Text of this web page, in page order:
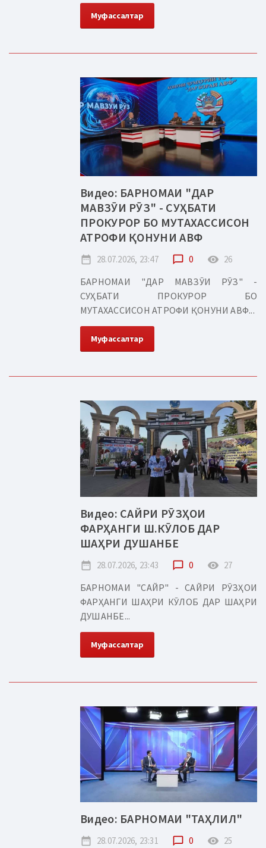
Муфассалтар
Видео: БАРНОМАИ "ДАР
МАВЗӮИ РӮЗ" - СУҲБАТИ
ПРОКУРОР БО МУТАХАССИСОН
АТРОФИ ҚОНУНИ АВФ
date_range 28.07.2026, 23:47 chat_bubble_outline 0 remove_red_eye 26
БАРНОМАИ "ДАР МАВЗӮИ РӮЗ" -
СУҲБАТИ ПРОКУРОР БО
МУТАХАССИСОН АТРОФИ ҚОНУНИ АВФ...
Муфассалтар
Видео: САЙРИ РӮЗҲОИ
ФАРҲАНГИ Ш.КӮЛОБ ДАР
ШАҲРИ ДУШАНБЕ
date_range 28.07.2026, 23:43 chat_bubble_outline 0 remove_red_eye 27
БАРНОМАИ "САЙР" - САЙРИ РӮЗҲОИ
ФАРҲАНГИ ШАҲРИ КӮЛОБ ДАР ШАҲРИ
ДУШАНБЕ...
Муфассалтар
Видео: БАРНОМАИ "ТАҲЛИЛ"
date_range 28.07.2026, 23:31 chat_bubble_outline 0 remove_red_eye 25